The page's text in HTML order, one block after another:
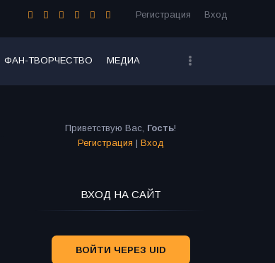
Регистрация Вход
ФАН-ТВОРЧЕСТВО МЕДИА
Приветствую Вас, Гость!
Регистрация | Вход
ВХОД НА САЙТ
ВОЙТИ ЧЕРЕЗ UID